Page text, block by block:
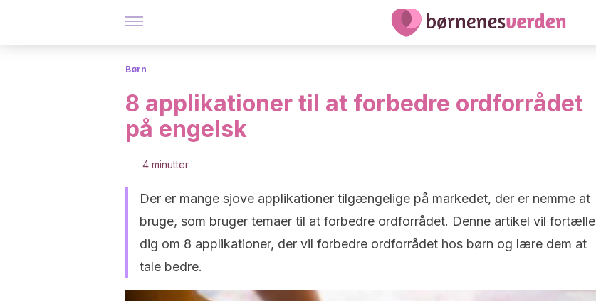
Børn
8 applikationer til at forbedre ordforrådet
på engelsk
4 minutter
Der er mange sjove applikationer tilgængelige på markedet, der er nemme at
bruge, som bruger temaer til at forbedre ordforrådet. Denne artikel vil fortælle
dig om 8 applikationer, der vil forbedre ordforrådet hos børn og lære dem at
tale bedre.